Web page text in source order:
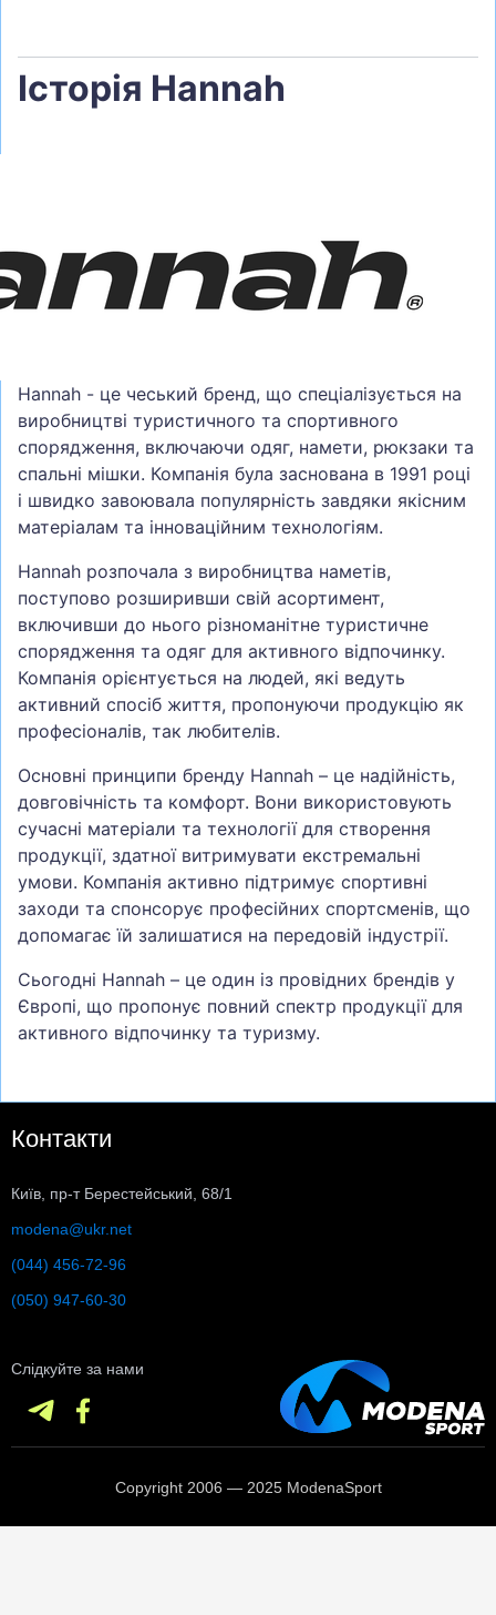
Історія Hannah
Hannah - це чеський бренд, що спеціалізується на
виробництві туристичного та спортивного
спорядження, включаючи одяг, намети, рюкзаки та
спальні мішки. Компанія була заснована в 1991 році
і швидко завоювала популярність завдяки якісним
матеріалам та інноваційним технологіям.
Hannah розпочала з виробництва наметів,
поступово розширивши свій асортимент,
включивши до нього різноманітне туристичне
спорядження та одяг для активного відпочинку.
Компанія орієнтується на людей, які ведуть
активний спосіб життя, пропонуючи продукцію як
професіоналів, так любителів.
Основні принципи бренду Hannah – це надійність,
довговічність та комфорт. Вони використовують
сучасні матеріали та технології для створення
продукції, здатної витримувати екстремальні
умови. Компанія активно підтримує спортивні
заходи та спонсорує професійних спортсменів, що
допомагає їй залишатися на передовій індустрії.
Сьогодні Hannah – це один із провідних брендів у
Європі, що пропонує повний спектр продукції для
активного відпочинку та туризму.
Контакти
Київ, пр-т Берестейський, 68/1
modena@ukr.net
(044) 456-72-96
(050) 947-60-30
Слідкуйте за нами
Copyright 2006 — 2025 ModenaSport